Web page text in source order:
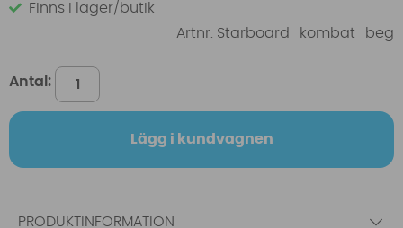
Finns i lager/butik
Artnr: Starboard_kombat_beg
Antal:
Lägg i kundvagnen
PRODUKTINFORMATION